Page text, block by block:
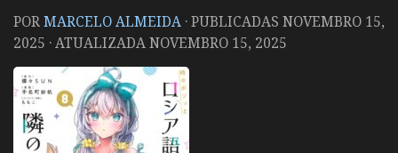
PORMARCELO ALMEIDA · PUBLICADAS NOVEMBRO 15,
2025 · ATUALIZADANOVEMBRO 15, 2025